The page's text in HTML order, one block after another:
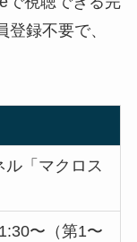
録不要で、
ル「マクロス
〜（第1〜